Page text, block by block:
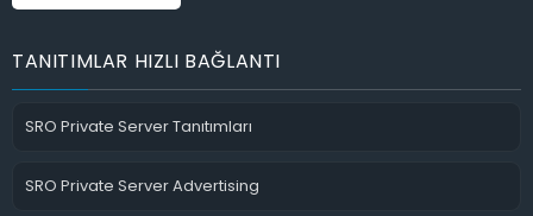
TANITIMLAR HIZLI BAĞLANTI
SRO Private Server Tanıtımları
SRO Private Server Advertising